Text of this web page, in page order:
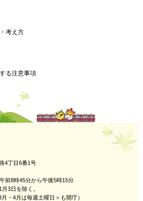
考え方
る注意事項
4丁目6番1号
前8時45分から午後5時15分
3日を除く。
・4月は毎週土曜日＞も開庁）